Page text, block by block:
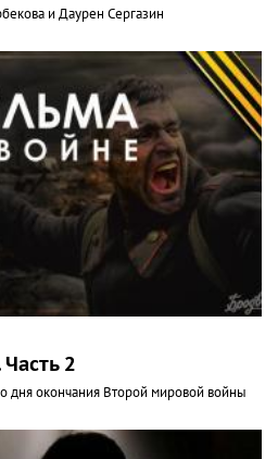
и Даурен Сергазин
2
дня окончания Второй мировой войны